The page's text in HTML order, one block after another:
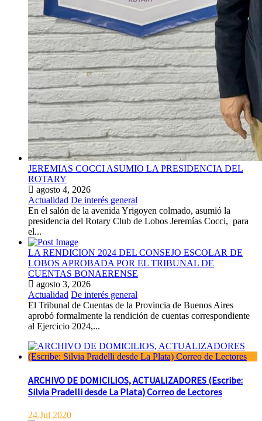
JEREMIAS COCCI ASUMIO LA PRESIDENCIA DEL
ROTARY
agosto 4, 2026
Actualidad De interés general
En el salón de la avenida Yrigoyen colmado, asumió la
presidencia del Rotary Club de Lobos Jeremías Cocci, para
el...
LA RENDICION 2024 DEL CONSEJO ESCOLAR DE
LOBOS APROBADA POR EL TRIBUNAL DE
CUENTAS BONAERENSE
agosto 3, 2026
Actualidad De interés general
El Tribunal de Cuentas de la Provincia de Buenos Aires
aprobó formalmente la rendición de cuentas correspondiente
al Ejercicio 2024,...
ARCHIVO DE DOMICILIOS, ACTUALIZADORES (Escribe:
Silvia Pradelli desde La Plata) Correo de Lectores
24.Jul 2020